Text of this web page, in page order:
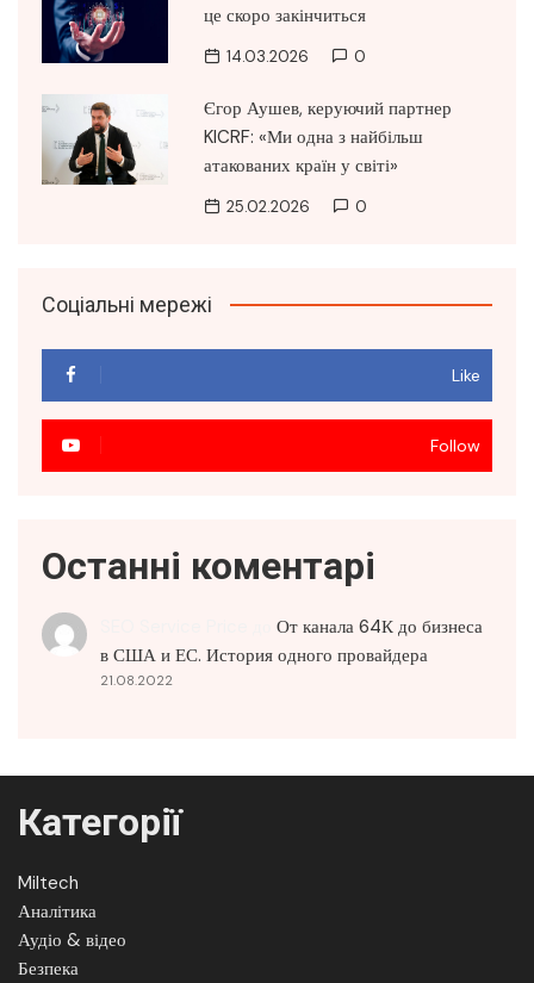
це скоро закінчиться
14.03.2026 0
Єгор Аушев, керуючий партнер
KICRF: «Ми одна з найбільш
атакованих країн у світі»
25.02.2026 0
Соціальні мережі
Like
Follow
Останні коментарі
От канала 64К до бизнеса
в США и ЕС. История одного провайдера
21.08.2022
Категорії
Miltech
Аналітика
Аудіо & відео
Безпека